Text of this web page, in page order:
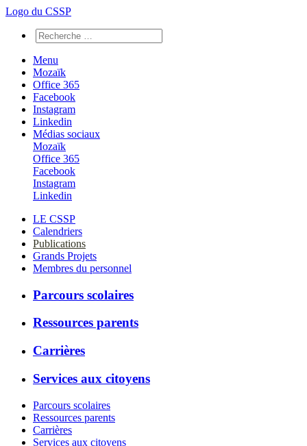
Logo du CSSP
Menu
Mozaïk
Office 365
Facebook
Instagram
Linkedin
Médias sociaux
Mozaïk
Office 365
Facebook
Instagram
Linkedin
LE CSSP
Calendriers
Publications
Grands Projets
Membres du personnel
Parcours scolaires
Ressources parents
Carrières
Services aux citoyens
Parcours scolaires
Ressources parents
Carrières
Services aux citoyens